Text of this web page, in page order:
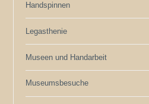
Handspinnen
Legasthenie
Museen und Handarbeit
Museumsbesuche